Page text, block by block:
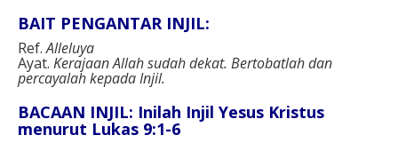
BAIT PENGANTAR INJIL:
Ref.Alleluya
Ayat. Kerajaan Allah sudah dekat. Bertobatlah dan
percayalah kepada Injil.
BACAAN INJIL: Inilah Injil Yesus Kristus
menurut Lukas 9:1-6